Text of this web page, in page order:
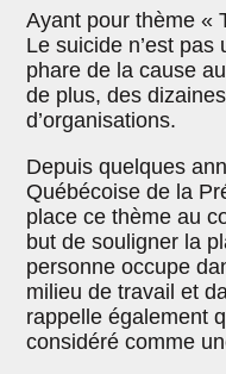
Ayant pour thème «
Le suicide n’est pas
phare de la cause
de plus, des
d’organisations.
Depuis quelques
Québécoise de la
place ce thème au
but de souligner la
personne occupe
milieu de travail et
rappelle également
considéré comme